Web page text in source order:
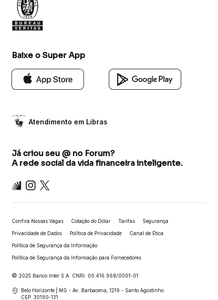
Baixe o Super App
Atendimento em Libras
Já criou seu @ no Forum?
A rede social da vida financeira inteligente.
Inter Instagram
X
Confira Nossas Vagas Cotação do Dólar Tarifas Segurança
Privacidade de Dados Política de Privacidade Canal de Ética
Política de Segurança da Informação
Política de Segurança da Informação para Fornecedores
© 2025 Banco Inter S.A. CNPJ: 00.416.968/0001-01
Belo Horizonte | MG - Av. Barbacena, 1219 - Santo Agostinho.
CEP: 30190-131